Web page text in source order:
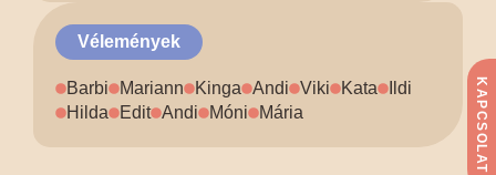
KAPCSOLAT
Vélemények
Barbi Mariann Kinga Andi Viki Kata
Ildi
Hilda
Edit Andi Móni Mária